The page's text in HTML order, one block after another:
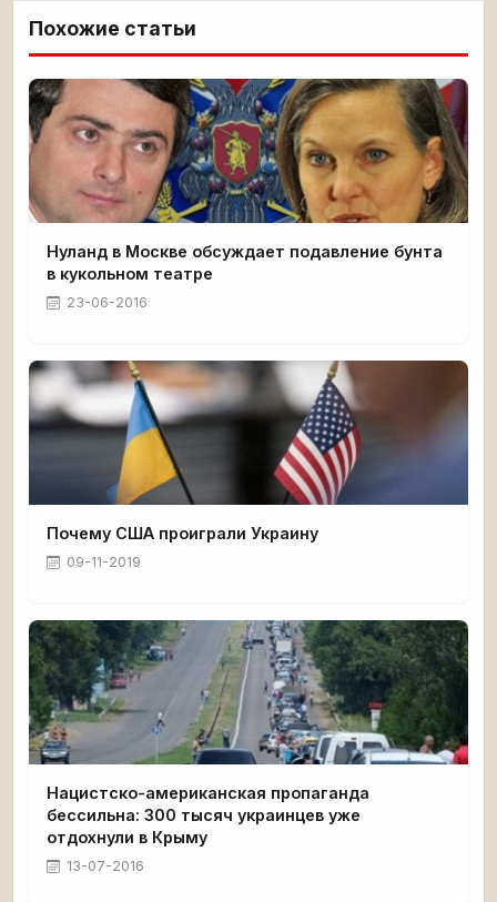
Похожие статьи
Нуланд в Москве обсуждает подавление бунта
в кукольном театре
23-06-2016
Почему США проиграли Украину
09-11-2019
Нацистско-американская пропаганда
бессильна: 300 тысяч украинцев уже
отдохнули в Крыму
13-07-2016